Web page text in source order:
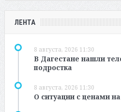
ЛЕНТА
8 августа, 2026 11:30
В Дагестане нашли
подростка
8 августа, 2026 11:30
О ситуации с ценами